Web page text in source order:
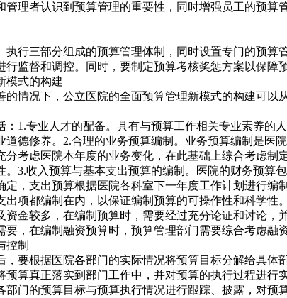
理者认识到预算管理的重要性，同时增强员工的预
执行三部分组成的预算管理体制，同时设置专门的预
监督和调控。同时，要制定预算考核奖惩方案以保障
模式的构建
情况下，公立医院的全面预算管理新模式的构建可以
1.专业人才的配备。具有与预算工作相关专业素养的
德修养。2.合理的业务预算编制。业务预算编制是
分考虑医院本年度的业务变化，在此基础上综合考虑
3.收入预算与基本支出预算的编制。医院的财务预
定，支出预算根据医院各科室下一年度工作计划进行
项都编制在内，以保证编制预算的可操作性和科学
金较多，在编制预算时，需要经过充分论证和讨论
，在编制融资预算时，预算管理部门需要综合考虑
控制
要根据医院各部门的实际情况将预算目标分解给具
算真正落实到部门工作中，并对预算的执行过程进
部门的预算目标与预算执行情况进行跟踪、披露，对